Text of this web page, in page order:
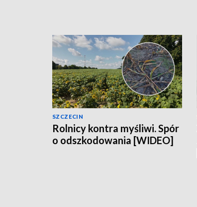
SZCZECIN
Rolnicy kontra myśliwi. Spór
o odszkodowania [WIDEO]